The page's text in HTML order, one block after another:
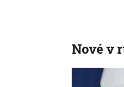
Nové v